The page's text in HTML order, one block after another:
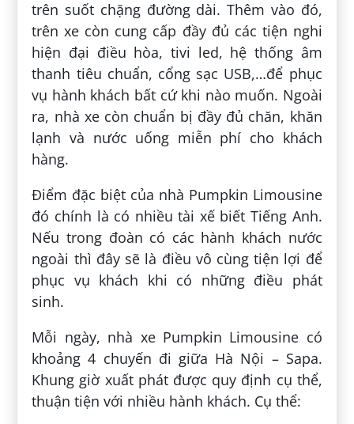
trên suốt chặng đường dài. Thêm vào đó,
trên xe còn cung cấp đầy đủ các tiện nghi
hiện đại điều hòa, tivi led, hệ thống âm
thanh tiêu chuẩn, cổng sạc USB,…để phục
vụ hành khách bất cứ khi nào muốn. Ngoài
ra, nhà xe còn chuẩn bị đầy đủ chăn, khăn
lạnh và nước uống miễn phí cho khách
hàng.
Điểm đặc biệt của nhà Pumpkin Limousine
đó chính là có nhiều tài xế biết Tiếng Anh.
Nếu trong đoàn có các hành khách nước
ngoài thì đây sẽ là điều vô cùng tiện lợi để
phục vụ khách khi có những điều phát
sinh.
Mỗi ngày, nhà xe Pumpkin Limousine có
khoảng 4 chuyến đi giữa Hà Nội – Sapa.
Khung giờ xuất phát được quy định cụ thể,
thuận tiện với nhiều hành khách. Cụ thể: